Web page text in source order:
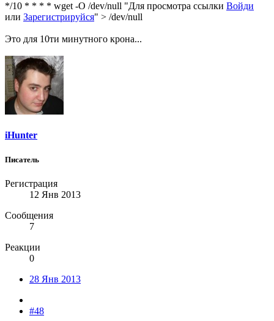
*/10 * * * * wget -O /dev/null "Для просмотра ссылки Войди
или Зарегистрируйся" > /dev/null
Это для 10ти минутного крона...
iHunter
Писатель
Регистрация
12 Янв 2013
Сообщения
7
Реакции
0
28 Янв 2013
#48